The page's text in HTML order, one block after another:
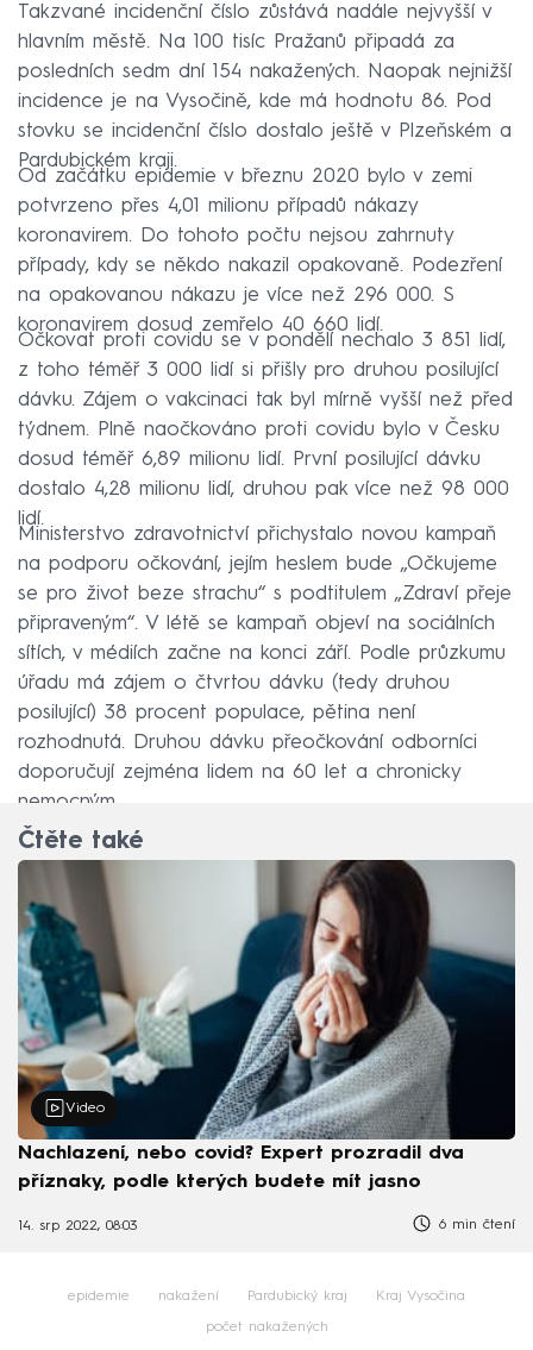
Takzvané incidenční číslo zůstává nadále nejvyšší v
hlavním městě. Na 100 tisíc Pražanů připadá za
posledních sedm dní 154 nakažených. Naopak nejnižší
incidence je na Vysočině, kde má hodnotu 86. Pod
stovku se incidenční číslo dostalo ještě v Plzeňském a
Pardubickém kraji.
Od začátku epidemie v březnu 2020 bylo v zemi
potvrzeno přes 4,01 milionu případů nákazy
koronavirem. Do tohoto počtu nejsou zahrnuty
případy, kdy se někdo nakazil opakovaně. Podezření
na opakovanou nákazu je více než 296 000. S
koronavirem dosud zemřelo 40 660 lidí.
Očkovat proti covidu se v pondělí nechalo 3 851 lidí,
z toho téměř 3 000 lidí si přišly pro druhou posilující
dávku. Zájem o vakcinaci tak byl mírně vyšší než před
týdnem. Plně naočkováno proti covidu bylo v Česku
dosud téměř 6,89 milionu lidí. První posilující dávku
dostalo 4,28 milionu lidí, druhou pak více než 98 000
lidí.
Ministerstvo zdravotnictví přichystalo novou kampaň
na podporu očkování, jejím heslem bude „Očkujeme
se pro život beze strachu“ s podtitulem „Zdraví přeje
připraveným“. V létě se kampaň objeví na sociálních
sítích, v médiích začne na konci září. Podle průzkumu
úřadu má zájem o čtvrtou dávku (tedy druhou
posilující) 38 procent populace, pětina není
rozhodnutá. Druhou dávku přeočkování odborníci
doporučují zejména lidem na 60 let a chronicky
nemocným.
Čtěte také
Video
Nachlazení, nebo covid? Expert prozradil dva
příznaky, podle kterých budete mít jasno
14. srp 2022, 08:03 6 min čtení
epidemie nakažení Pardubický kraj Kraj Vysočina
počet nakažených